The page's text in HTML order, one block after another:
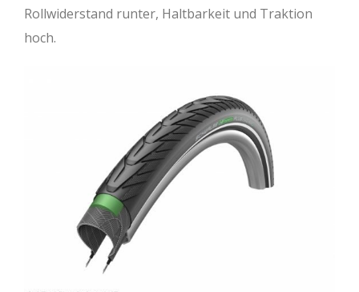
Rollwiderstand runter, Haltbarkeit und Traktion
hoch.